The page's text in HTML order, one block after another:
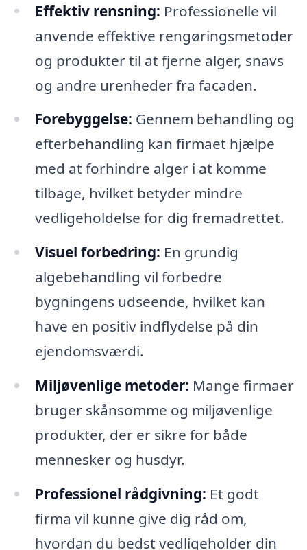
Effektiv rensning: Professionelle vil
anvende effektive rengøringsmetoder
og produkter til at fjerne alger, snavs
og andre urenheder fra facaden.
Forebyggelse: Gennem behandling og
efterbehandling kan firmaet hjælpe
med at forhindre alger i at komme
tilbage, hvilket betyder mindre
vedligeholdelse for dig fremadrettet.
Visuel forbedring: En grundig
algebehandling vil forbedre
bygningens udseende, hvilket kan
have en positiv indflydelse på din
ejendomsværdi.
Miljøvenlige metoder: Mange firmaer
bruger skånsomme og miljøvenlige
produkter, der er sikre for både
mennesker og husdyr.
Professionel rådgivning: Et godt
firma vil kunne give dig råd om,
hvordan du bedst vedligeholder din